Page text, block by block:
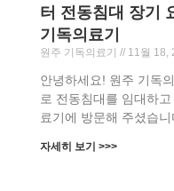
터 전동침대 장기
기독의료기
원주 기독의료기 11월 18,
안녕하세요! 원주 기독
로 전동침대를 임대하
료기에 방문해 주셨습
자세히 보기 >>>